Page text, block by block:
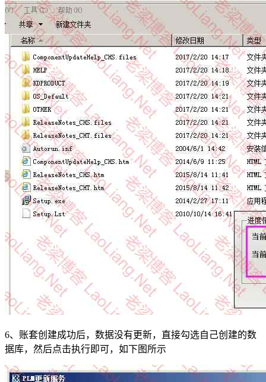
6、账套创建成功后，数据没有更新，直接勾选自己创建的数
据库，然后点击执行即可，如下图所示